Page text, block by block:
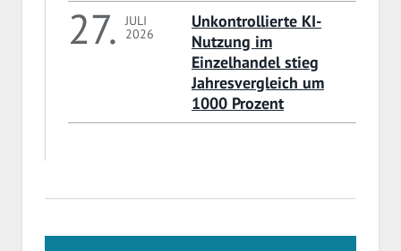
27. JULI
2026
Unkontrollierte KI-
Nutzung im
Einzelhandel stieg
Jahresvergleich um
1000 Prozent